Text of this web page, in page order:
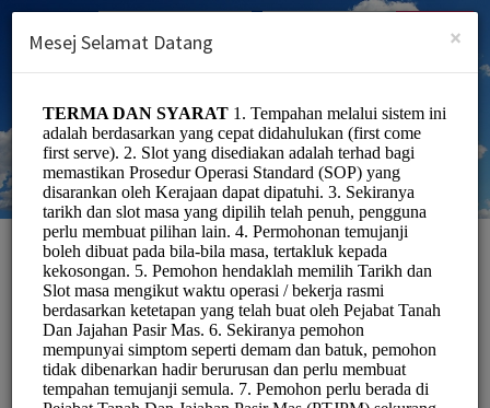
DAFTAR
Pejabat Tanah Dan
Jajahan Pasir Mas
Officials/Government
×
Mesej Selamat Datang